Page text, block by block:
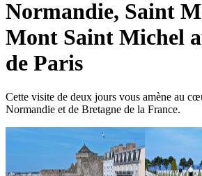
Normandie, Saint
Mont Saint Michel
de Paris
Cette visite de deux jours vous amène au
Normandie et de Bretagne de la France.